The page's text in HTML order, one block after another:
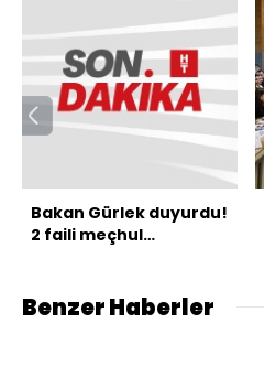
Bakan Gürlek duyurdu!
2 faili meçhul
Benzer Haberler